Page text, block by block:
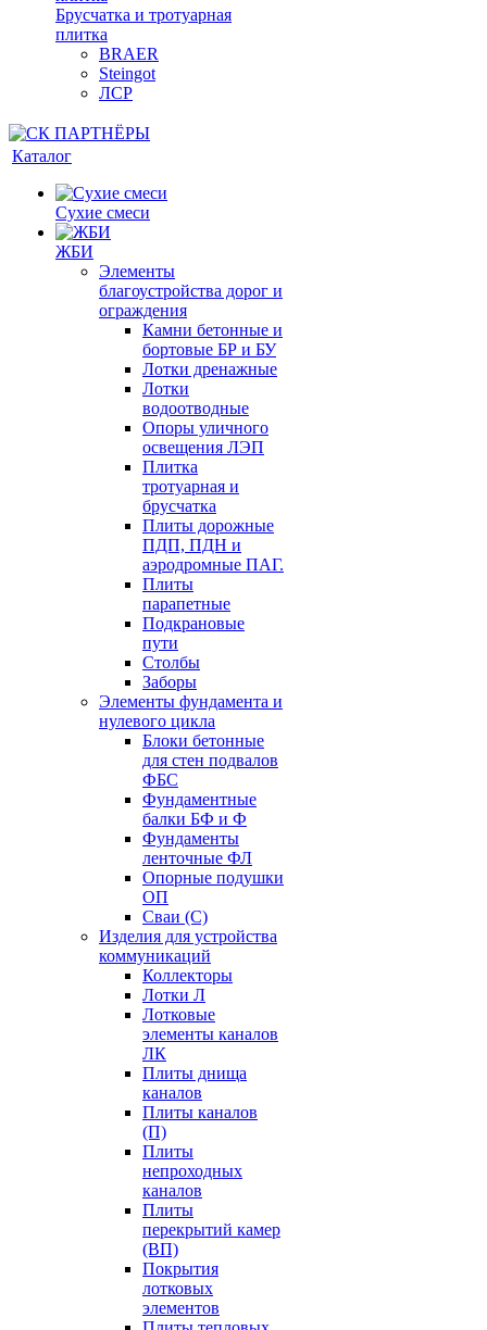
Брусчатка и тротуарная
плитка
BRAER
Steingot
ЛСР
Каталог
Сухие смеси
ЖБИ
Элементы
благоустройства дорог и
ограждения
Камни бетонные и
бортовые БР и БУ
Лотки дренажные
Лотки
водоотводные
Опоры уличного
освещения ЛЭП
Плитка
тротуарная и
брусчатка
Плиты дорожные
ПДП, ПДН и
аэродромные ПАГ.
Плиты
парапетные
Подкрановые
пути
Столбы
Заборы
Элементы фундамента и
нулевого цикла
Блоки бетонные
для стен подвалов
ФБС
Фундаментные
балки БФ и Ф
Фундаменты
ленточные ФЛ
Опорные подушки
ОП
Сваи (С)
Изделия для устройства
коммуникаций
Коллекторы
Лотки Л
Лотковые
элементы каналов
ЛК
Плиты днища
каналов
Плиты каналов
(П)
Плиты
непроходных
каналов
Плиты
перекрытий камер
(ВП)
Покрытия
лотковых
элементов